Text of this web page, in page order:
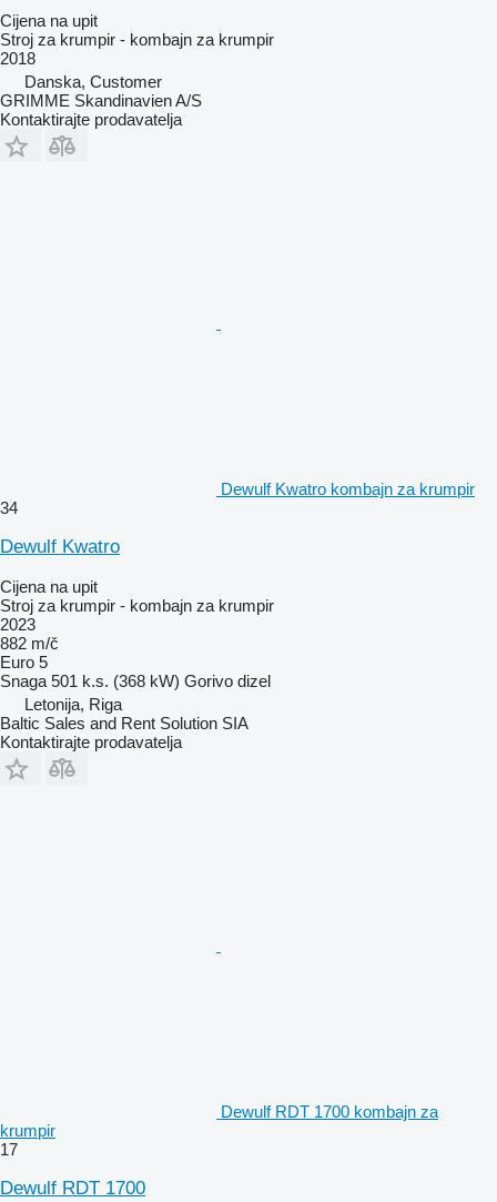
Cijena na upit
Stroj za krumpir - kombajn za krumpir
2018
Danska, Customer
GRIMME Skandinavien A/S
Kontaktirajte prodavatelja
Dewulf Kwatro kombajn za krumpir
34
Dewulf Kwatro
Cijena na upit
Stroj za krumpir - kombajn za krumpir
2023
882 m/č
Euro 5
Snaga 501 k.s. (368 kW) Gorivo dizel
Letonija, Riga
Baltic Sales and Rent Solution SIA
Kontaktirajte prodavatelja
Dewulf RDT 1700 kombajn za
krumpir
17
Dewulf RDT 1700